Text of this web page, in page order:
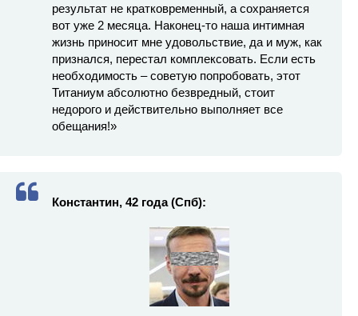
результат не кратковременный, а сохраняется
вот уже 2 месяца. Наконец-то наша интимная
жизнь приносит мне удовольствие, да и муж, как
признался, перестал комплексовать. Если есть
необходимость – советую попробовать, этот
Титаниум абсолютно безвредный, стоит
недорого и действительно выполняет все
обещания!»
Константин, 42 года (Спб):